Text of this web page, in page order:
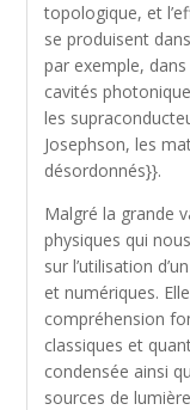
topologique, et
se produisent
par exemple,
cavités
les
Josephson, les
désordonnés}}.
Malgré la grande
physiques qui
sur l’utilisation
et numériques.
compréhension
classiques et
condensée ainsi
sources de